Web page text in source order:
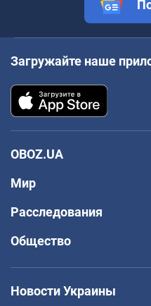
Загружайте наше
OBOZ.UA
Мир
Расследования
Общество
Новости Украины